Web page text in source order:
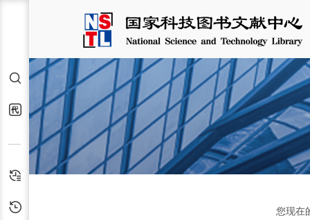
检索
代查代借
检索历史
您现在